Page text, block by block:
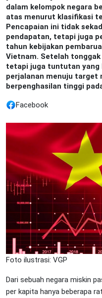
dalam kelompok negara
atas menurut klasifikasi
Pencapaian ini tidak
pendapatan, tetapi juga
tahun kebijakan
Vietnam. Setelah
tetapi juga tuntutan yang
perjalanan menuju target
berpenghasilan tinggi
Facebook
Foto ilustrasi: VGP
Dari sebuah negara miskin
per kapita hanya beberapa